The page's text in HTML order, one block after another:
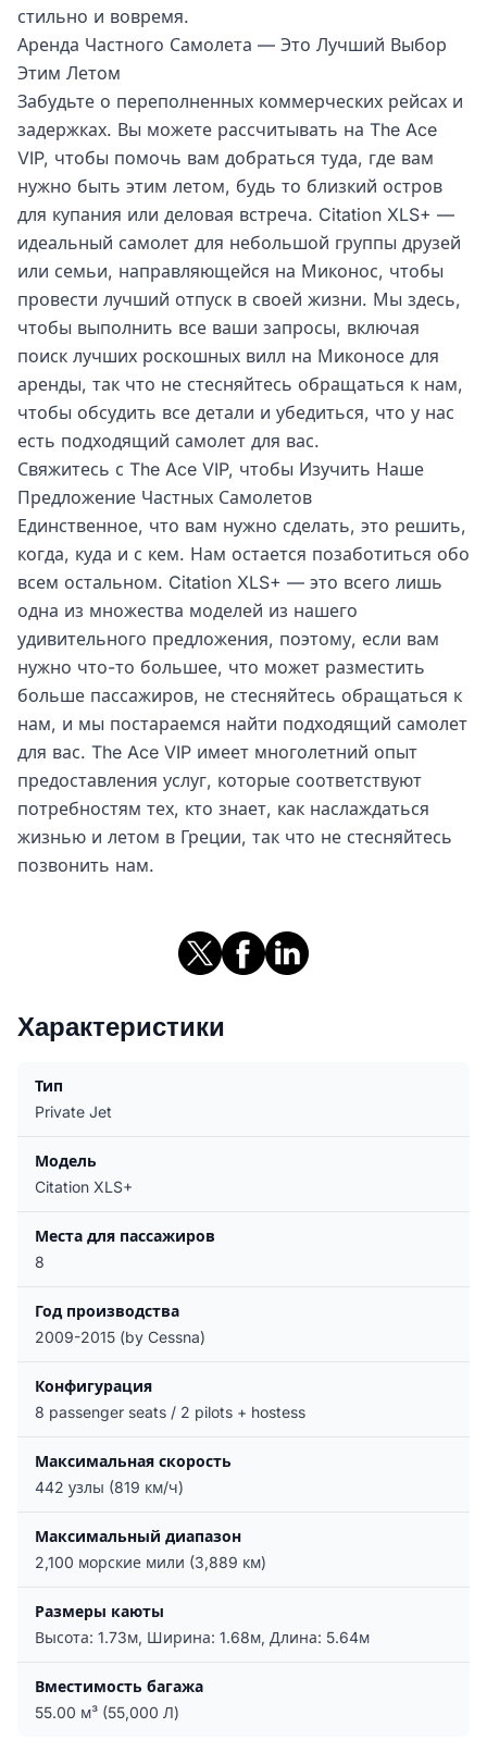
стильно и вовремя.
Аренда Частного Самолета — Это Лучший Выбор
Этим Летом
Забудьте о переполненных коммерческих рейсах и
задержках. Вы можете рассчитывать на The Ace
VIP, чтобы помочь вам добраться туда, где вам
нужно быть этим летом, будь то близкий остров
для купания или деловая встреча. Citation XLS+ —
идеальный самолет для небольшой группы друзей
или семьи, направляющейся на Миконос, чтобы
провести лучший отпуск в своей жизни. Мы здесь,
чтобы выполнить все ваши запросы, включая
поиск лучших роскошных вилл на Миконосе для
аренды, так что не стесняйтесь обращаться к нам,
чтобы обсудить все детали и убедиться, что у нас
есть подходящий самолет для вас.
Свяжитесь с The Ace VIP, чтобы Изучить Наше
Предложение Частных Самолетов
Единственное, что вам нужно сделать, это решить,
когда, куда и с кем. Нам остается позаботиться обо
всем остальном. Citation XLS+ — это всего лишь
одна из множества моделей из нашего
удивительного предложения, поэтому, если вам
нужно что-то большее, что может разместить
больше пассажиров, не стесняйтесь обращаться к
нам, и мы постараемся найти подходящий самолет
для вас. The Ace VIP имеет многолетний опыт
предоставления услуг, которые соответствуют
потребностям тех, кто знает, как наслаждаться
жизнью и летом в Греции, так что не стесняйтесь
позвонить нам.
Характеристики
Тип
Private Jet
Модель
Citation XLS+
Места для пассажиров
8
Год производства
2009-2015 (by Cessna)
Конфигурация
8 passenger seats / 2 pilots + hostess
Максимальная скорость
442 узлы (819 км/ч)
Максимальный диапазон
2,100 морские мили (3,889 км)
Размеры каюты
Высота: 1.73м, Ширина: 1.68м, Длина: 5.64м
Вместимость багажа
55.00 м³ (55,000 Л)